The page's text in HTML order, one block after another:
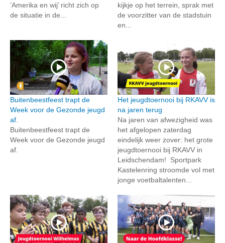
’Amerika en wij’ richt zich op
de situatie in de...
kijkje op het terrein, sprak met
de voorzitter van de stadstuin
en...
Buitenbeestfeest trapt de
Week voor de Gezonde jeugd
af.
Buitenbeestfeest trapt de
Week voor de Gezonde jeugd
af.
Het jeugdtoernooi bij RKAVV is
na jaren terug
Na jaren van afwezigheid was
het afgelopen zaterdag
eindelijk weer zover: het grote
jeugdtoernooi bij RKAVV in
Leidschendam! Sportpark
Kastelenring stroomde vol met
jonge voetbaltalenten...